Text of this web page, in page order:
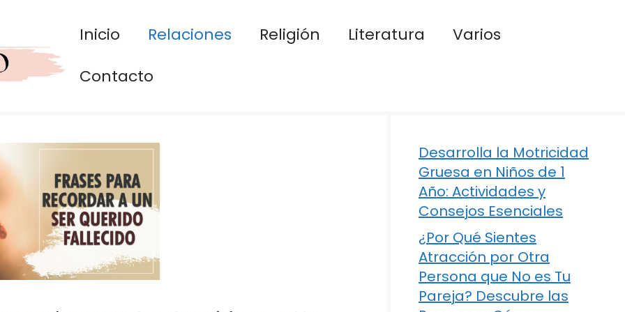
Inicio Relaciones Religión Literatura
Varios
Contacto
Desarrolla la Motricidad
Gruesa en Niños de 1
Año: Actividades y
Consejos Esenciales
¿Por Qué Sientes
Atracción por Otra
Persona que No es Tu
Pareja? Descubre las